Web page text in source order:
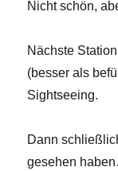
Nicht schön,
Nächste
(besser als
Sightseeing.
Dann
gesehen